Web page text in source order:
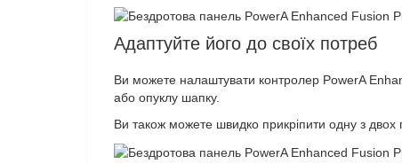
Адаптуйте його до своїх потреб
Ви можете налаштувати контролер PowerA
або опуклу шапку.
Ви також можете швидко прикріпити одну з